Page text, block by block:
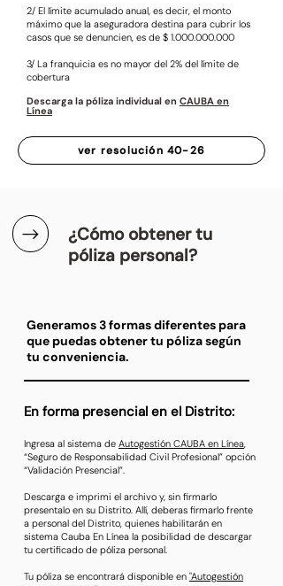
2/ El límite acumulado anual, es decir, el monto
máximo que la aseguradora destina para cubrir los
casos que se denuncien, es de $ 1.000.000.000
3/ La franquicia es no mayor del 2% del límite de
cobertura
Descarga la póliza individual en CAUBA en
Línea
ver resolución 40-26
¿Cómo obtener tu
póliza personal?
Generamos 3 formas diferentes para
que puedas obtener tu póliza según
tu conveniencia.
En forma presencial en el Distrito:
Ingresa al sistema de Autogestión CAUBA en Línea,
“Seguro de Responsabilidad Civil Profesional” opción
“Validación Presencial”.
Descarga e imprimi el archivo y, sin firmarlo
presentalo en su Distrito. Allí, deberas firmarlo frente
a personal del Distrito, quienes habilitarán en
sistema Cauba En Línea la posibilidad de descargar
tu certificado de póliza personal.
Tu póliza se encontrará disponible en "Autogestión